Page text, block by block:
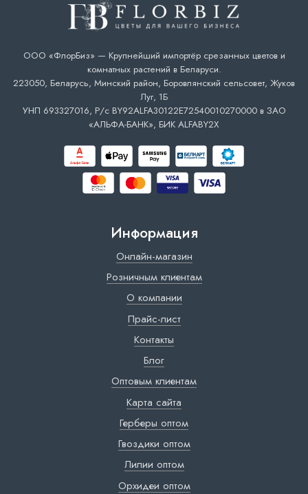
ООО «ФлорБиз» — Крупнейший импортёр срезанных цветов и
комнатных растений в Беларуси.
223050, Беларусь, Минский район, Боровлянский сельсовет, Жуков
Луг, 1Б
УНП 693327016, Р/с BY92ALFA30122E72540010270000 в ЗАО
«АЛЬФА-БАНК», БИК ALFABY2X
Информация
Онлайн-магазин
Розничным клиентам
О компании
Прайс-лист
Контакты
Блог
Оптовым клиентам
Карта сайта
Герберы оптом
Гвоздики оптом
Лилии оптом
Орхидеи оптом